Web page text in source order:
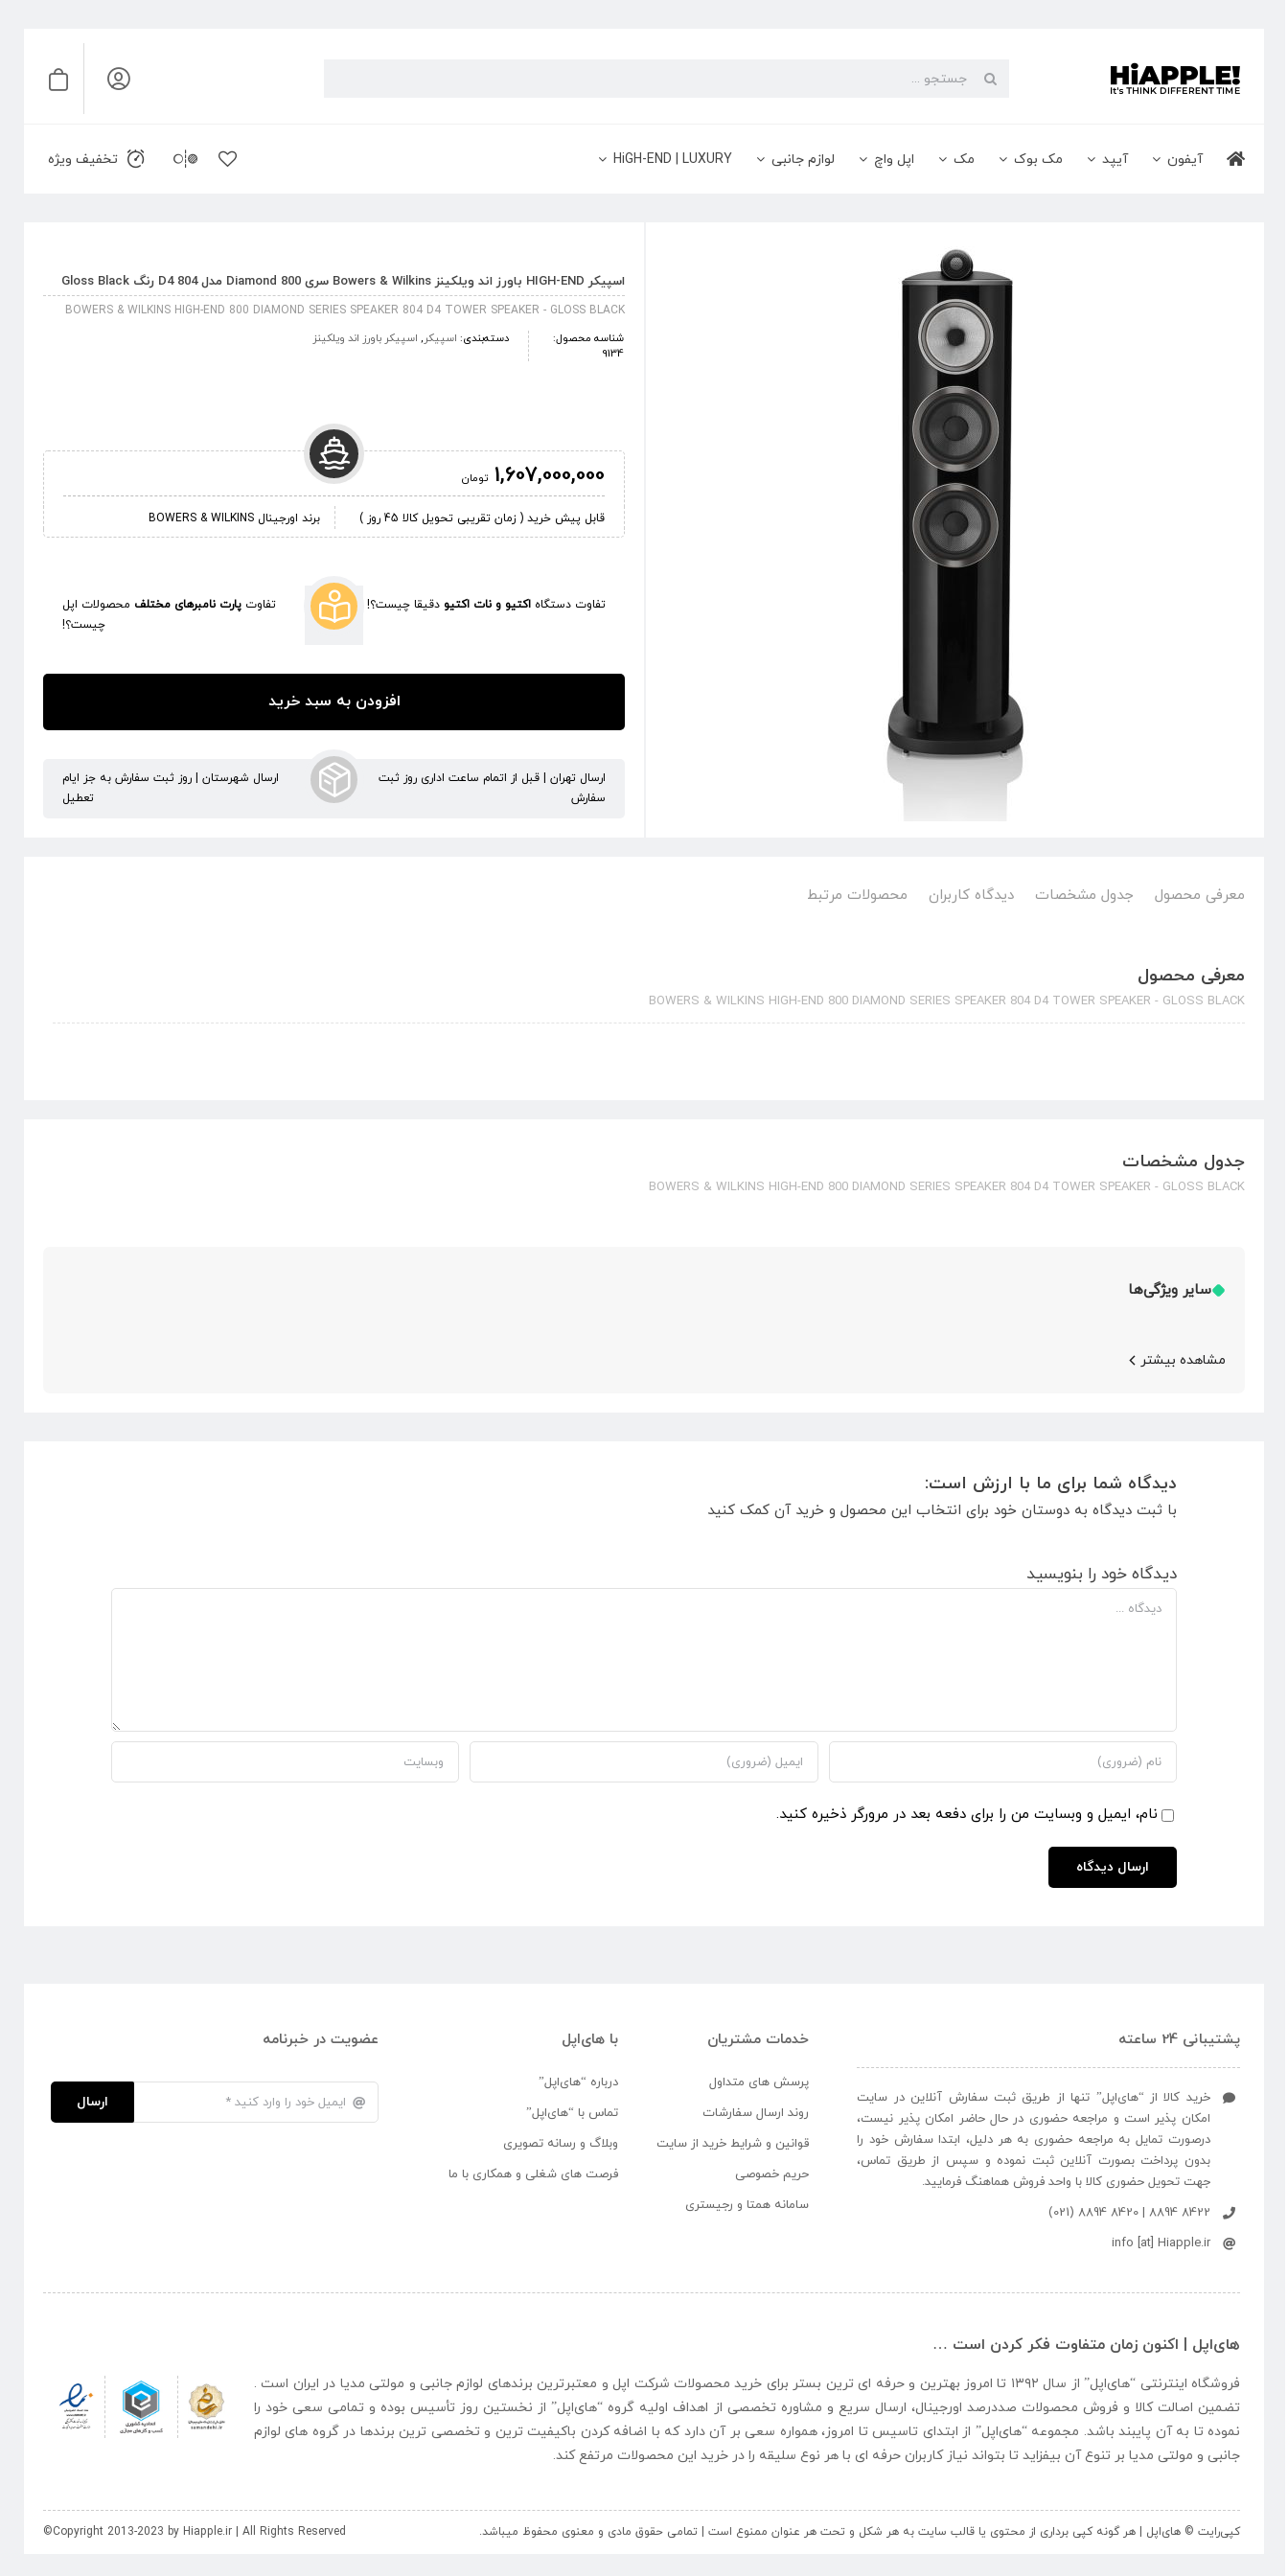
content
جستجو
آیفون آیپد مک بوک مک اپل واچ لوازم جانبی HiGH-END | LUXURY تخفیف ویژه
اسپیکر HIGH-END باورز اند ویلکینز Bowers & Wilkins سری Diamond 800 مدل D4 804 رنگ Gloss Black
BOWERS & WILKINS HIGH-END 800 DIAMOND SERIES SPEAKER 804 D4 TOWER SPEAKER - GLOSS BLACK
شناسه محصول:
9134
دسته‌بندی: اسپیکر , اسپیکر باورز اند ویلکینز
1,607,000,000 تومان
قابل پیش خرید ( زمان تقریبی تحویل کالا 45 روز ) برند اورجینال BOWERS & WILKINS
تفاوت دستگاه اکتیو و نات اکتیو دقیقا چیست؟! تفاوت پارت نامبرهای مختلف محصولات اپل
چیست؟!
افزودن به سبد خرید
ارسال تهران | قبل از اتمام ساعت اداری روز ثبت
سفارش
ارسال شهرستان | روز ثبت سفارش به جز ایام
تعطیل
معرفی محصول جدول مشخصات دیدگاه کاربران محصولات مرتبط
معرفی محصول
BOWERS & WILKINS HIGH-END 800 DIAMOND SERIES SPEAKER 804 D4 TOWER SPEAKER - GLOSS BLACK
جدول مشخصات
BOWERS & WILKINS HIGH-END 800 DIAMOND SERIES SPEAKER 804 D4 TOWER SPEAKER - GLOSS BLACK
سایر ویژگی‌ها
مشاهده بیشتر
دیدگاه شما برای ما با ارزش است:
با ثبت دیدگاه به دوستان خود برای انتخاب این محصول و خرید آن کمک کنید
دیدگاه خود را بنویسید
دیدگاه
نام، ایمیل و وبسایت من را برای دفعه بعد در مرورگر ذخیره کنید.
پشتیبانی 24 ساعته
خرید کالا از “های‌اپل” تنها از طریق ثبت سفارش آنلاین در سایت
امکان پذیر است و مراجعه حضوری در حال حاضر امکان پذیر نیست،
درصورت تمایل به مراجعه حضوری به هر دلیل، ابتدا سفارش خود را
بدون پرداخت بصورت آنلاین ثبت نموده و سپس از طریق تماس،
جهت تحویل حضوری کالا با واحد فروش هماهنگ فرمایید.
8422 8894 | 8420 8894 (021)
info [at] Hiapple.ir
خدمات مشتریان
پرسش های متداول
روند ارسال سفارشات
قوانین و شرایط خرید از سایت
حریم خصوصی
سامانه همتا و رجیستری
با های‌اپل
درباره “های‌اپل”
تماس با “های‌اپل”
وبلاگ و رسانه تصویری
فرصت های شغلی و همکاری با ما
عضویت در خبرنامه
ارسال
های‌اپل | اکنون زمان متفاوت فکر کردن است …
فروشگاه اینترنتی “های‌اپل
” از سال ۱۳۹۲ تا امروز بهترین و حرفه ای ترین بستر برای خرید محصولات شرکت اپل و معتبرترین برندهای لوازم جانبی و مولتی مدیا در ایران است .
تضمین اصالت کالا و فروش محصولات صددرصد اورجینال، ارسال سریع و مشاوره تخصصی از اهداف اولیه گروه “های‌اپل” از نخستین روز تأسیس بوده و تمامی سعی خود را
نموده تا به آن پایبند باشد. مجموعه “های‌اپل” از ابتدای تاسیس تا امروز، همواره سعی بر آن دارد که با اضافه کردن باکیفیت ترین و تخصصی ترین برندها در گروه های لوازم
جانبی و مولتی مدیا بر تنوع آن بیفزاید تا بتواند نیاز کاربران حرفه ای با هر نوع سلیقه را در خرید این محصولات مرتفع کند.
کپی‌رایت © های‌اپل | هر گونه کپی برداری از محتوی یا قالب سایت به هر شکل و تحت هر عنوان ممنوع است | تمامی حقوق مادی و معنوی محفوظ میباشد. ©Copyright 2013-2023 by Hiapple.ir | All Rights Reserved